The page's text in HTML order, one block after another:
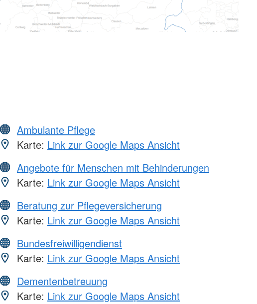
Ambulante Pflege
Karte: Link zur Google Maps Ansicht
Angebote für Menschen mit Behinderungen
Karte: Link zur Google Maps Ansicht
Beratung zur Pflegeversicherung
Karte: Link zur Google Maps Ansicht
Bundesfreiwilligendienst
Karte: Link zur Google Maps Ansicht
Dementenbetreuung
Karte: Link zur Google Maps Ansicht